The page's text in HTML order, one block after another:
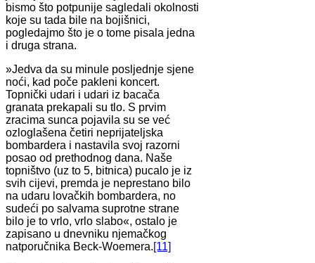
bismo što potpunije sagledali okolnosti
koje su tada bile na bojišnici,
pogledajmo što je o tome pisala jedna
i druga strana.
»Jedva da su minule posljednje sjene
noći, kad poče pakleni koncert.
Topnički udari i udari iz bacača
granata prekapali su tlo. S prvim
zracima sunca pojavila su se već
ozloglašena četiri neprijateljska
bombardera i nastavila svoj razorni
posao od prethodnog dana. Naše
topništvo (uz to 5, bitnica) pucalo je iz
svih cijevi, premda je neprestano bilo
na udaru lovačkih bombardera, no
sudeći po salvama suprotne strane
bilo je to vrlo, vrlo slabo«, ostalo je
zapisano u dnevniku njemačkog
natporučnika Beck-Woemera.[11]